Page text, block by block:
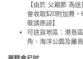
【由於 父親節 為
會收取$20附加費，
敬請原諒】
可送貨地區：港島
角、海洋公園及離